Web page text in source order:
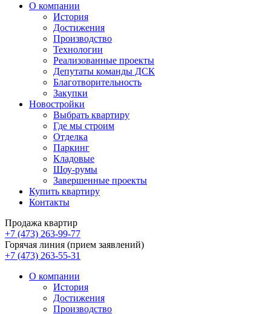
О компании
История
Достижения
Производство
Технологии
Реализованные проекты
Депутаты команды ДСК
Благотворительность
Закупки
Новостройки
Выбрать квартиру
Где мы строим
Отделка
Паркинг
Кладовые
Шоу-румы
Завершенные проекты
Купить квартиру
Контакты
Продажа квартир
+7 (473) 263-99-77
Горячая линия (прием заявлений)
+7 (473) 263-55-31
О компании
История
Достижения
Производство